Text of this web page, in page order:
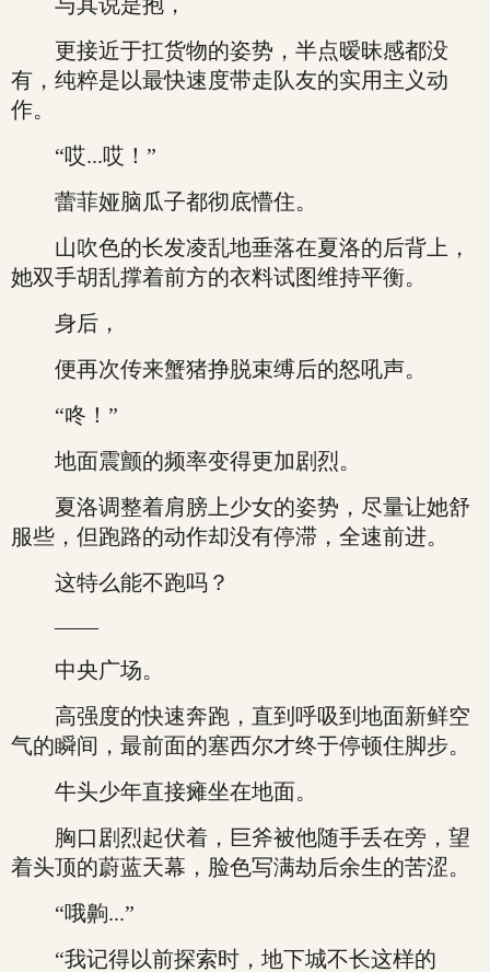
更接近于扛货物的姿势，半点暧昧感都没
有，纯粹是以最快速度带走队友的实用主义动
作。
“哎...哎！”
蕾菲娅脑瓜子都彻底懵住。
山吹色的长发凌乱地垂落在夏洛的后背上，
她双手胡乱撑着前方的衣料试图维持平衡。
身后，
便再次传来蟹猪挣脱束缚后的怒吼声。
“咚！”
地面震颤的频率变得更加剧烈。
夏洛调整着肩膀上少女的姿势，尽量让她舒
服些，但跑路的动作却没有停滞，全速前进。
这特么能不跑吗？
——
中央广场。
高强度的快速奔跑，直到呼吸到地面新鲜空
气的瞬间，最前面的塞西尔才终于停顿住脚步。
牛头少年直接瘫坐在地面。
胸口剧烈起伏着，巨斧被他随手丢在旁，望
着头顶的蔚蓝天幕，脸色写满劫后余生的苦涩。
“哦齁...”
“我记得以前探索时，地下城不长这样的